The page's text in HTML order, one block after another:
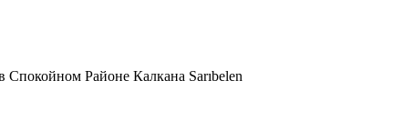
Районе Калкана Sarıbelen